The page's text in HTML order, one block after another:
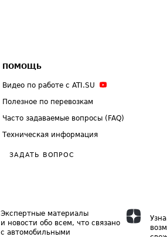
ПОМОЩЬ
Видео по работе с ATI.SU
Полезное по перевозкам
Часто задаваемые вопросы (FAQ)
Техническая информация
ЗАДАТЬ ВОПРОС
Экспертные материалы
и новости обо всем, что связано
с автомобильными